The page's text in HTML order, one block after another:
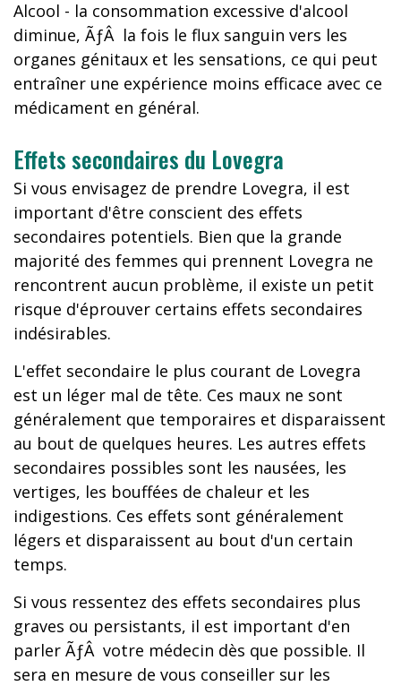
Alcool - la consommation excessive d'alcool
diminue, ÃƒÂ la fois le flux sanguin vers les
organes génitaux et les sensations, ce qui peut
entraîner une expérience moins efficace avec ce
médicament en général.
Effets secondaires du Lovegra
Si vous envisagez de prendre Lovegra, il est
important d'être conscient des effets
secondaires potentiels. Bien que la grande
majorité des femmes qui prennent Lovegra ne
rencontrent aucun problème, il existe un petit
risque d'éprouver certains effets secondaires
indésirables.
L'effet secondaire le plus courant de Lovegra
est un léger mal de tête. Ces maux ne sont
généralement que temporaires et disparaissent
au bout de quelques heures. Les autres effets
secondaires possibles sont les nausées, les
vertiges, les bouffées de chaleur et les
indigestions. Ces effets sont généralement
légers et disparaissent au bout d'un certain
temps.
Si vous ressentez des effets secondaires plus
graves ou persistants, il est important d'en
parler ÃƒÂ votre médecin dès que possible. Il
sera en mesure de vous conseiller sur les